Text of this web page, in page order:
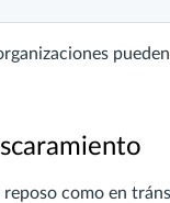
como en